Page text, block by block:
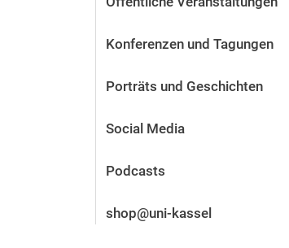
Stellenangebote
Alum­ni und Freunde
Kontakt und Standorte
Konferenzen und Tagungen
Porträts und Geschichten
Social Media
Podcasts
shop@uni-kassel